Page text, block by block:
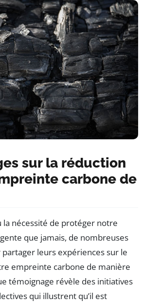
sur la réduction
carbone de
la nécessité de protéger notre
que jamais, de nombreuses
partager leurs expériences sur le
empreinte carbone de manière
témoignage révèle des initiatives
qui illustrent qu’il est